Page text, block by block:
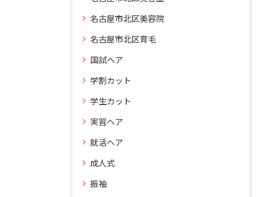
名古屋市北区美容院
名古屋市北区育毛
国試ヘア
学割カット
学生カット
実習ヘア
就活ヘア
成人式
振袖